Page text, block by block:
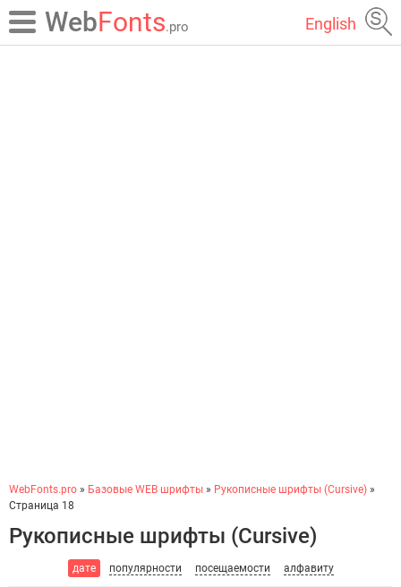
WebFonts.pro English
WebFonts.pro » Базовые WEB шрифты » Рукописные шрифты (Cursive) »
Страница 18
Рукописные шрифты (Cursive)
дате популярности посещаемости алфавиту